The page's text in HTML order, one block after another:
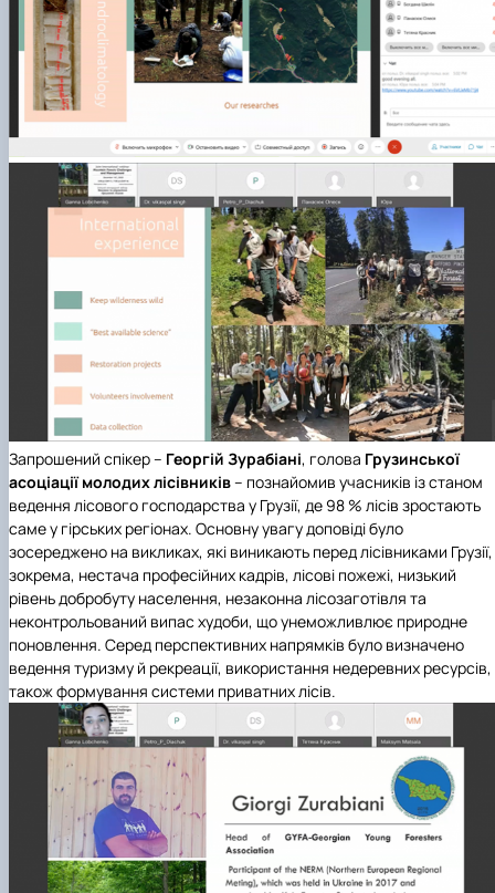
Запрошений спікер – Георгій Зурабіані, голова Грузинської
асоціації молодих лісівників– познайомив учасників із станом
ведення лісового господарства у Грузії, де 98 % лісів зростають
саме у гірських регіонах. Основну увагу доповіді було
зосереджено на викликах, які виникають перед лісівниками Грузії,
зокрема, нестача професійних кадрів, лісові пожежі, низький
рівень добробуту населення, незаконна лісозаготівля та
неконтрольований випас худоби, що унеможливлює природне
поновлення. Серед перспективних напрямків було визначено
ведення туризму й рекреації, використання недеревних ресурсів,
також формування системи приватних лісів.